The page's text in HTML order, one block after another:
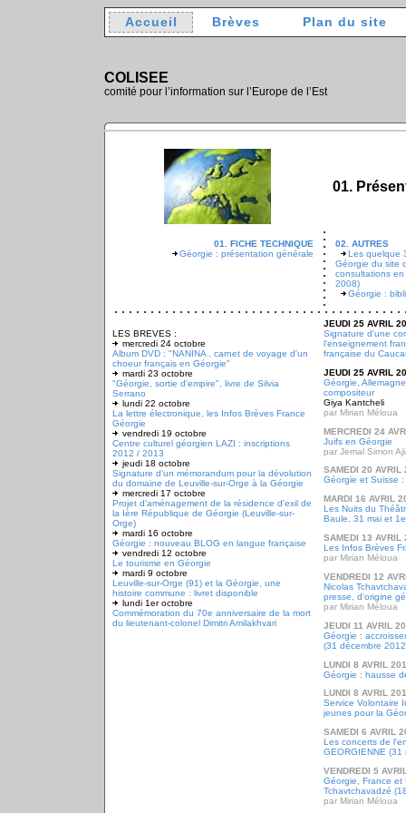
Accueil Brèves Plan du site
COLISEE
comité pour l’information sur l’Europe de l’Est
01.
01. FICHE TECHNIQUE
Géorgie : présentation générale
02. AUTRES
Les quelque
Géorgie du site
consultations
2008)
Géorgie :
LES BREVES :
mercredi 24 octobre
Album DVD : "NANINA , carnet de voyage d'un
choeur français en Géorgie"
mardi 23 octobre
"Géorgie, sortie d'empire", livre de Silvia
Serrano
lundi 22 octobre
La lettre électronique, les Infos Brèves France
Géorgie
vendredi 19 octobre
Centre culturel géorgien LAZI : inscriptions
2012 / 2013
jeudi 18 octobre
Signature d'un mémorandum pour la dévolution
du domaine de Leuville-sur-Orge à la Géorgie
mercredi 17 octobre
Projet d'aménagement de la résidence d'exil de
la Ière République de Géorgie (Leuville-sur-
Orge)
mardi 16 octobre
Géorgie : nouveau BLOG en langue française
vendredi 12 octobre
Le tourisme en Géorgie
mardi 9 octobre
Leuville-sur-Orge (91) et la Géorgie, une
histoire commune : livret disponible
lundi 1er octobre
Commémoration du 70e anniversaire de la mort
du lieutenant-colonel Dimitri Amilakhvari
JEUDI 25 AVRIL
Signature d'une
l'enseignement
française du
JEUDI 25 AVRIL
Géorgie,
compositeur
Giya Kantcheli
par Mirian Méloua
MERCREDI 24
Juifs en Géorgie
par Jemal Simon
SAMEDI 20 AVRIL
Géorgie et Suisse
MARDI 16 AVRIL
Les Nuits du
Baule, 31 mai et
SAMEDI 13 AVRIL
Les Infos Brèves
par Mirian Méloua
VENDREDI 12
Nicolas
presse, d'origine
par Mirian Méloua
JEUDI 11 AVRIL
Géorgie :
(31 décembre
LUNDI 8 AVRIL
Géorgie : hausse
LUNDI 8 AVRIL
Service Volontaire
jeunes pour la
SAMEDI 6 AVRIL
Les concerts de
GEORGIENNE (31
VENDREDI 5
Géorgie, France et
Tchavtchavadzé
par Mirian Méloua